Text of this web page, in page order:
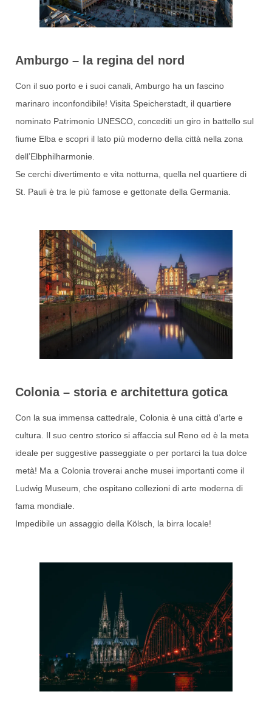
Amburgo – la regina del nord
Con il suo porto e i suoi canali, Amburgo ha un fascino
marinaro inconfondibile! Visita Speicherstadt, il quartiere
nominato Patrimonio UNESCO, concediti un giro in battello sul
fiume Elba e scopri il lato più moderno della città nella zona
dell’Elbphilharmonie.
Se cerchi divertimento e vita notturna, quella nel quartiere di
St. Pauli è tra le più famose e gettonate della Germania.
Colonia – storia e architettura gotica
Con la sua immensa cattedrale, Colonia è una città d’arte e
cultura. Il suo centro storico si affaccia sul Reno ed è la meta
ideale per suggestive passeggiate o per portarci la tua dolce
metà! Ma a Colonia troverai anche musei importanti come il
Ludwig Museum, che ospitano collezioni di arte moderna di
fama mondiale.
Impedibile un assaggio della Kölsch, la birra locale!